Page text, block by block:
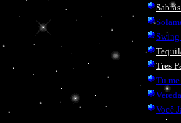
Tres
Tu
Você